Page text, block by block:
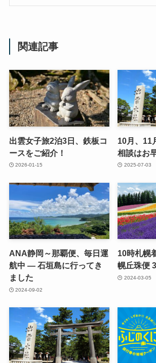
関連記事
出雲女子旅2泊3日、鉄板コ
ースをご紹介！
2026-01-15
10月、
相談はお
2025-07-03
ANA静岡～那覇便、毎日運
航中 — 石垣島に行ってき
ました
2024-09-02
10時札幌
幌丘珠便
2024-03-05